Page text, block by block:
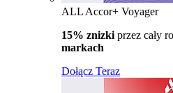
ALL Accor+ Voyager
15% znizki przez cały
markach
Dołącz Teraz